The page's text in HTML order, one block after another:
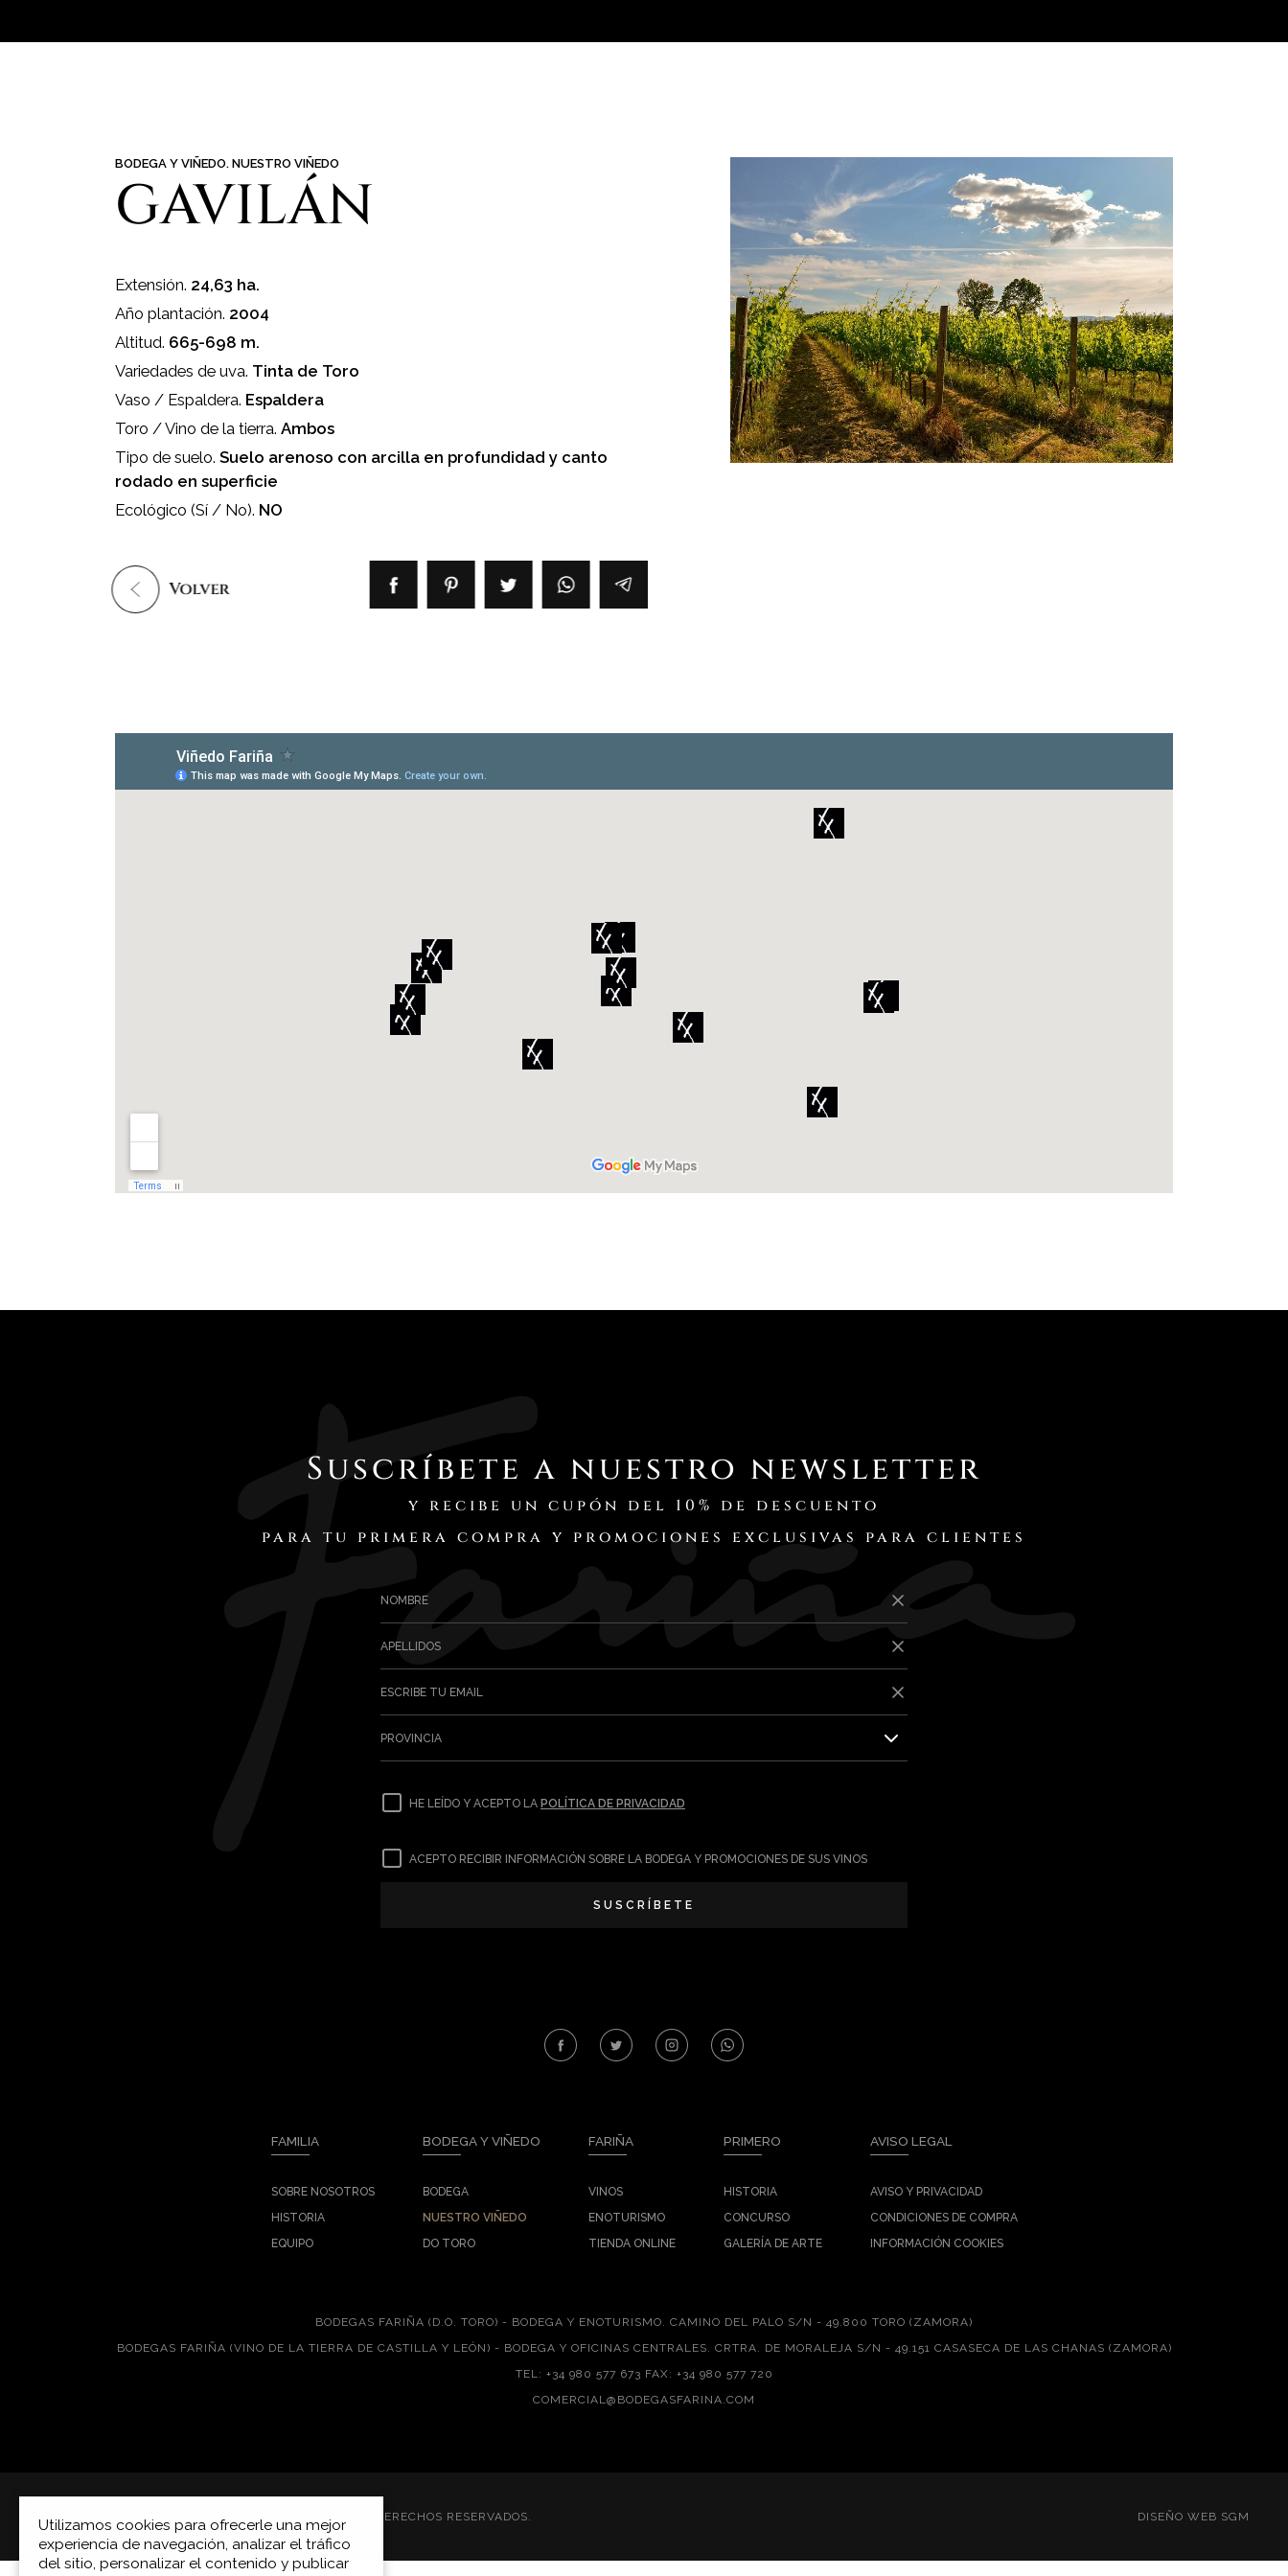
Utilizamos cookies para ofrecerle una mejor
experiencia de navegación, analizar el tráfico
del sitio, personalizar el contenido y publicar
BODEGA Y VIÑEDO. NUESTRO VIÑEDO
GAVILÁN
Extensión. 24,63 ha.
Año plantación. 2004
Altitud. 665-698 m.
Variedades de uva. Tinta de Toro
Vaso / Espaldera. Espaldera
Toro / Vino de la tierra. Ambos
Tipo de suelo. Suelo arenoso con arcilla en profundidad y canto
rodado en superficie
Ecológico (Sí / No). NO
Volver
Suscríbete a nuestro newsletter
y recibe un cupón del 10% de descuento
para tu primera compra y promociones exclusivas para clientes
NOMBRE
APELLIDOS
ESCRIBE TU EMAIL
PROVINCIA
HE LEÍDO Y ACEPTO LA POLÍTICA DE PRIVACIDAD
ACEPTO RECIBIR INFORMACIÓN SOBRE LA BODEGA Y PROMOCIONES DE SUS VINOS
SUSCRÍBETE
FAMILIA
SOBRE NOSOTROS
HISTORIA
EQUIPO
BODEGA Y VIÑEDO
BODEGA
NUESTRO VIÑEDO
DO TORO
FARIÑA
VINOS
ENOTURISMO
TIENDA ONLINE
PRIMERO
HISTORIA
CONCURSO
GALERÍA DE ARTE
AVISO LEGAL
AVISO Y PRIVACIDAD
CONDICIONES DE COMPRA
INFORMACIÓN COOKIES
BODEGAS FARIÑA (D.O. TORO) - BODEGA Y ENOTURISMO. CAMINO DEL PALO S/N - 49.800 TORO (ZAMORA)
BODEGAS FARIÑA (VINO DE LA TIERRA DE CASTILLA Y LEÓN) - BODEGA Y OFICINAS CENTRALES. CRTRA. DE MORALEJA S/N - 49.151 CASASECA DE LAS CHANAS (ZAMORA)
TEL: +34 980 577 673 FAX: +34 980 577 720
COMERCIAL@BODEGASFARINA.COM
COPYRIGHT © 2026 BODEGAS FARIÑA S.L. TODOS LOS DERECHOS RESERVADOS. DISEÑO WEB SGM